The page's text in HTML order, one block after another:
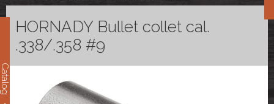
Catalog
HORNADY Bullet collet cal.
.338/.358 #9